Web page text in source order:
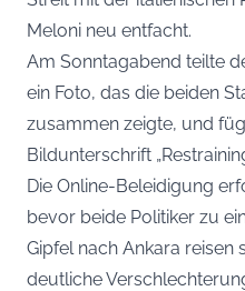
Meloni neu entfacht.
Am Sonntagabend teilte
ein Foto, das die beiden
zusammen zeigte, und
Bildunterschrift
Die Online-Beleidigung
bevor beide Politiker zu
Gipfel nach Ankara reisen
deutliche